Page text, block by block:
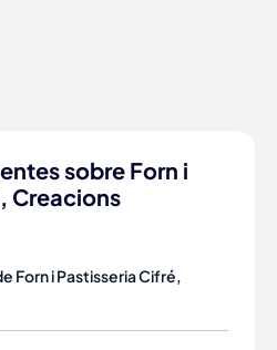
sobre Forn i
Creacions
Forn i Pastisseria Cifré,